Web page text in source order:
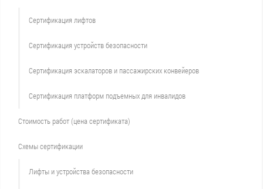
Сертификация лифтов
Сертификация устройств безопасности
Сертификация эскалаторов и пассажирских конвейеров
Сертификация платформ подъемных для инвалидов
Стоимость работ (цена сертификата)
Схемы сертификации
Лифты и устройства безопасности